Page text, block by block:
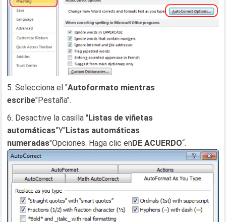
Selecciona el "Autoformato mientras
escribe"Pestaña".
Desactive la casilla "Listas de viñetas
automáticas”Y“Listas automáticas
numeradas"Opciones. Haga clic enDE ACUERDO“.